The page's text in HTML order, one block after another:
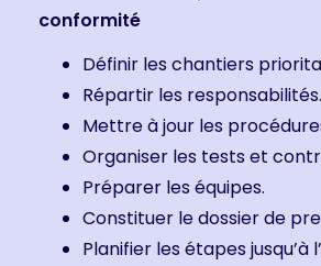
conformité
Définir les chantiers
Répartir les responsabilités.
Mettre à jour les
Organiser les tests et
Préparer les équipes.
Constituer le dossier de
Planifier les étapes jusqu’à